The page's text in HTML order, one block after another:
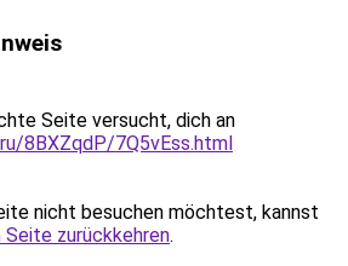
Seite versucht, dich an
8BXZqdP/7Q5vEss.html
nicht besuchen möchtest, kannst
Seite zurückkehren.